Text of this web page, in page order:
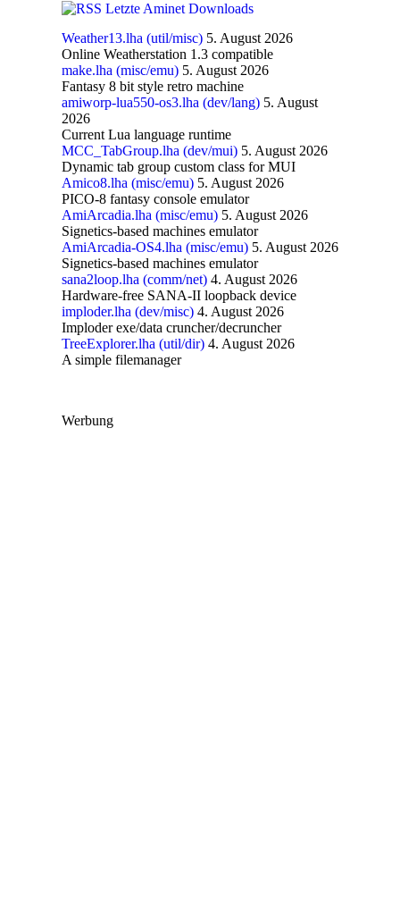
Letzte Aminet Downloads
Weather13.lha (util/misc) 5. August 2026
Online Weatherstation 1.3 compatible
make.lha (misc/emu) 5. August 2026
Fantasy 8 bit style retro machine
amiworp-lua550-os3.lha (dev/lang) 5. August
2026
Current Lua language runtime
MCC_TabGroup.lha (dev/mui) 5. August 2026
Dynamic tab group custom class for MUI
Amico8.lha (misc/emu) 5. August 2026
PICO-8 fantasy console emulator
AmiArcadia.lha (misc/emu) 5. August 2026
Signetics-based machines emulator
AmiArcadia-OS4.lha (misc/emu) 5. August 2026
Signetics-based machines emulator
sana2loop.lha (comm/net) 4. August 2026
Hardware-free SANA-II loopback device
imploder.lha (dev/misc) 4. August 2026
Imploder exe/data cruncher/decruncher
TreeExplorer.lha (util/dir) 4. August 2026
A simple filemanager
Werbung